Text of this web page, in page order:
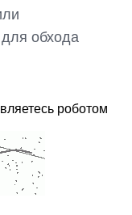
обхода
роботом